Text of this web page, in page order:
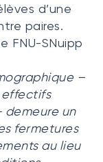
d’une
paires.
FNU-SNuipp
–
effectifs
demeure un
fermetures
au lieu